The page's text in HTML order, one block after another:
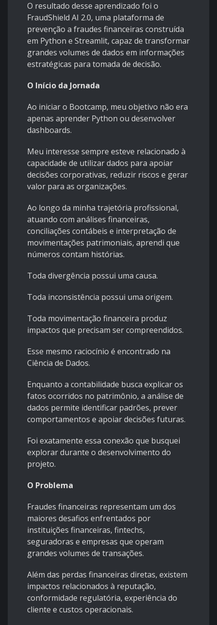
O resultado desse aprendizado foi o
FraudShield AI 2.0, uma plataforma de
prevenção a fraudes financeiras construída
em Python e Streamlit, capaz de transformar
grandes volumes de dados em informações
estratégicas para tomada de decisão.
O Início da Jornada
Ao iniciar o Bootcamp, meu objetivo não era
apenas aprender Python ou desenvolver
dashboards.
Meu interesse sempre esteve relacionado à
capacidade de utilizar dados para apoiar
decisões corporativas, reduzir riscos e gerar
valor para as organizações.
Ao longo da minha trajetória profissional,
atuando com análises financeiras,
conciliações contábeis e interpretação de
movimentações patrimoniais, aprendi que
números contam histórias.
Toda divergência possui uma causa.
Toda inconsistência possui uma origem.
Toda movimentação financeira produz
impactos que precisam ser compreendidos.
Esse mesmo raciocínio é encontrado na
Ciência de Dados.
Enquanto a contabilidade busca explicar os
fatos ocorridos no patrimônio, a análise de
dados permite identificar padrões, prever
comportamentos e apoiar decisões futuras.
Foi exatamente essa conexão que busquei
explorar durante o desenvolvimento do
projeto.
O Problema
Fraudes financeiras representam um dos
maiores desafios enfrentados por
instituições financeiras, fintechs,
seguradoras e empresas que operam
grandes volumes de transações.
Além das perdas financeiras diretas, existem
impactos relacionados à reputação,
conformidade regulatória, experiência do
cliente e custos operacionais.